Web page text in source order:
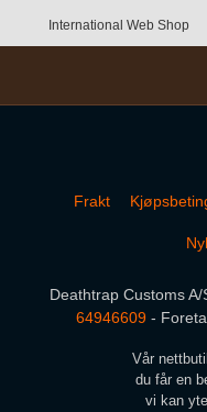
International Web Shop
Frakt
Deathtrap Customs
64946609 -
Vår
du får en
vi kan